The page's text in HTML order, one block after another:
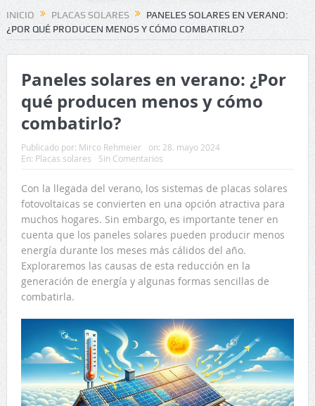
INICIO PLACAS SOLARES
PANELES SOLARES EN VERANO:
¿POR QUÉ PRODUCEN MENOS Y CÓMO COMBATIRLO?
Paneles solares en verano: ¿Por
qué producen menos y cómo
combatirlo?
Publicado por: Mirco Rehmeier on: 28. mayo 2024
En: Placas solares Sin Comentarios
Con la llegada del verano, los sistemas de placas solares
fotovoltaicas se convierten en una opción atractiva para
muchos hogares. Sin embargo, es importante tener en
cuenta que los paneles solares pueden producir menos
energía durante los meses más cálidos del año.
Exploraremos las causas de esta reducción en la
generación de energía y algunas formas sencillas de
combatirla.